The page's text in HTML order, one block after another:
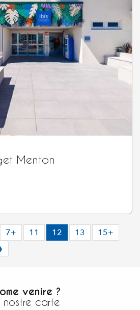
Menton
7+ 11 12 13
15+
venire ?
nostre carte